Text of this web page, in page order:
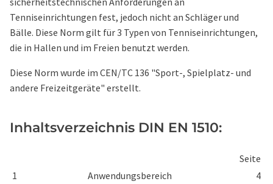
Tenniseinrichtungen fest, jedoch nicht an Schläger und
Bälle. Diese Norm gilt für 3 Typen von Tenniseinrichtungen,
die in Hallen und im Freien benutzt werden.
Diese Norm wurde im CEN/TC 136 "Sport-, Spielplatz- und
andere Freizeitgeräte" erstellt.
Inhaltsverzeichnis DIN EN 1510:
Seite
1
Anwendungsbereich
4